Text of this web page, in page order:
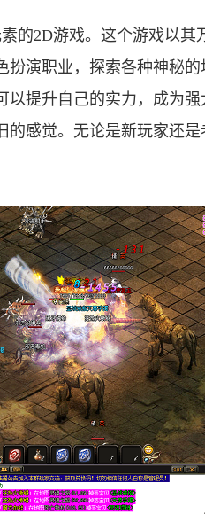
的2D游戏。这个游戏以
演职业，探索各种神秘
提升自己的实力，成为强
的感觉。无论是新玩家还